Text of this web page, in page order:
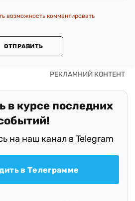
возможность комментировать
ОТПРАВИТЬ
в курсе последних
на наш канал в Telegram
в Телеграмме